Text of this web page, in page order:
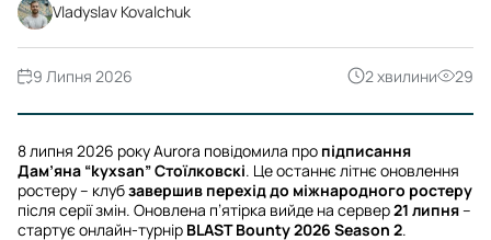
Vladyslav Kovalchuk
2 хвилини 29
9 Липня 2026
8 липня 2026 року Aurora повідомила про підписання
Дам’яна “kyxsan” Стоїлковскі. Це останнє літнє оновлення
ростеру – клубзавершив перехід до міжнародного ростеру
після серії змін. Оновлена п’ятірка вийде на сервер21 липня–
стартує онлайн-турнір BLAST Bounty 2026 Season 2.